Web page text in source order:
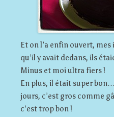
Et on l’a enfin ouvert,
qu’il y avait dedans, ils
Minus et moi ultra fiers !
En plus, il était super
jours, c’est gros comme
c’est trop bon !